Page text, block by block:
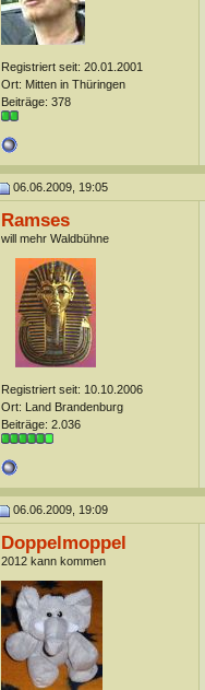
Registriert seit: 20.01.2001
Ort: Mitten in Thüringen
Beiträge: 378
06.06.2009, 19:05
Ramses
will mehr Waldbühne
Registriert seit: 10.10.2006
Ort: Land Brandenburg
Beiträge: 2.036
06.06.2009, 19:09
Doppelmoppel
2012 kann kommen